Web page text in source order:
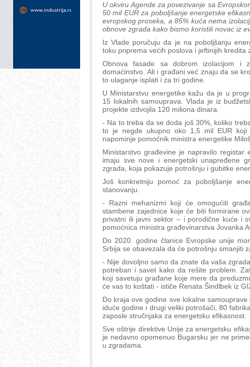
U okviru Agende za povezivanje sa
50 mil EUR za poboljšanje energetske
evropskog proseka, a 85% kuća nema
obnove zgrada kako bismo koristili novac iz
Iz Vlade poručuju da je na poboljšanju
toku priprema većih poslova i jeftinijih kredita
Obnova fasade sa dobrom izolacijom i
domaćinstvo. Ali i građani već znaju da se
to ulaganje isplati i za tri godine.
U Ministarstvu energetike kažu da je u
15 lokalnih samouprava. Vlada je iz
projekte izdvojila 120 miliona dinara.
- Na to treba da se doda još 30%, koliko
to je negde ukupno oko 1,5 mil EUR
napominje pomoćnik ministra energetike
Ministarstvo građevine je napravilo
imaju sve nove i energetski unapređene
zgrada, koja pokazuje potrošnju i gubitke
Još konkretniju pomoć za poboljšanje
stanovanju.
- Razni mehanizmi koji će omogućiti
stambene zajednice koje će biti formirane
privatni ili javni sektor – i porodične kuće i
pomoćnica ministra građevinarstva Jovanka
Do 2020. godine članice Evropske unije
Srbija se obavezala da će potrošnju smanjiti
- Nije dovoljno samo da znate da vaša
potreban i savet kako da rešite problem.
koji savetuju građane koje mere da
će vas to koštati - ističe Renata Šindlbek iz
Do kraja ove godine sve lokalne
iduće godine i drugi veliki potrošači, 80
zaposle stručnjaka za energetsku efikasnost.
Sve oštrije direktive Unije za energetsku
je nedavno opomenuo Bugarsku jer ne
u zgradama.